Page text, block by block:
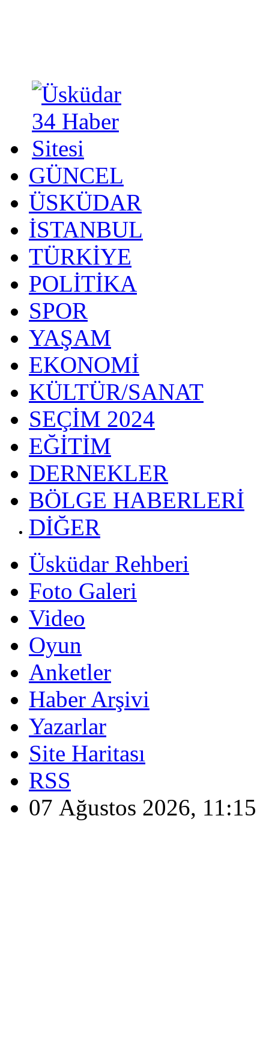
GÜNCEL
ÜSKÜDAR
İSTANBUL
TÜRKİYE
POLİTİKA
SPOR
YAŞAM
EKONOMİ
KÜLTÜR/SANAT
SEÇİM 2024
EĞİTİM
DERNEKLER
BÖLGE HABERLERİ
DİĞER
Üsküdar Rehberi
Foto Galeri
Video
Oyun
Anketler
Haber Arşivi
Yazarlar
Site Haritası
RSS
07 Ağustos 2026, 11:15